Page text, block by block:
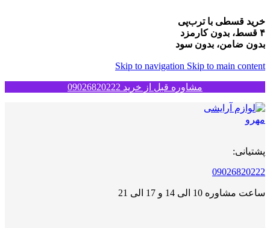
خرید قسطی با ترب‌پی
۴ قسط، بدون کارمزد
بدون ضامن، بدون سود
Skip to navigation Skip to main content
مشاوره قبل از خرید 09026820222
پشتیانی:
09026820222
ساعت مشاوره 10 الی 14 و 17 الی 21